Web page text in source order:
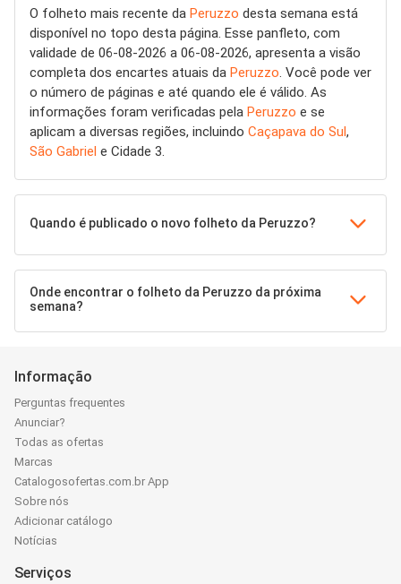
O folheto mais recente da Peruzzo desta semana está
disponível no topo desta página. Esse panfleto, com
validade de 06-08-2026 a 06-08-2026, apresenta a visão
completa dos encartes atuais da Peruzzo. Você pode ver
o número de páginas e até quando ele é válido. As
informações foram verificadas pela Peruzzo e se
aplicam a diversas regiões, incluindo Caçapava do Sul,
São Gabriel e Cidade 3.
Quando é publicado o novo folheto da Peruzzo?
Onde encontrar o folheto da Peruzzo da próxima
semana?
Informação
Perguntas frequentes
Anunciar?
Todas as ofertas
Marcas
Catalogosofertas.com.br App
Sobre nós
Adicionar catálogo
Notícias
Serviços